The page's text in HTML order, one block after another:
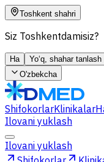
Toshkent shahri
Siz Toshkentdamisiz?
Ha
Yo‘q, shahar tanlash
O'zbekcha
ShifokorlarKlinikalar
Ilovani yuklash
Ilovani yuklash